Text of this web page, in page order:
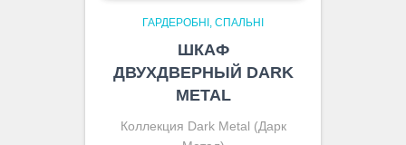
ГАРДЕРОБНІ СПАЛЬНІ
ШКАФ
ДВУХДВЕРНЫЙ DARK
METAL
Коллекция Dark Metal (Дарк